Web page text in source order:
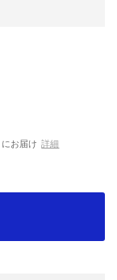
にお届け 詳細